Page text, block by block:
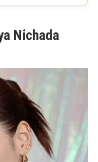
Nichada